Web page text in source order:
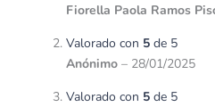
Fiorella Paola Ramos
Valorado con 5 de 5
Anónimo – 28/01/2025
Valorado con 5 de 5